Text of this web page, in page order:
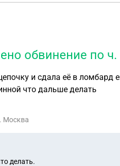
обвинение по
и сдала её в ломбард
что дальше делать
Москва
делать.